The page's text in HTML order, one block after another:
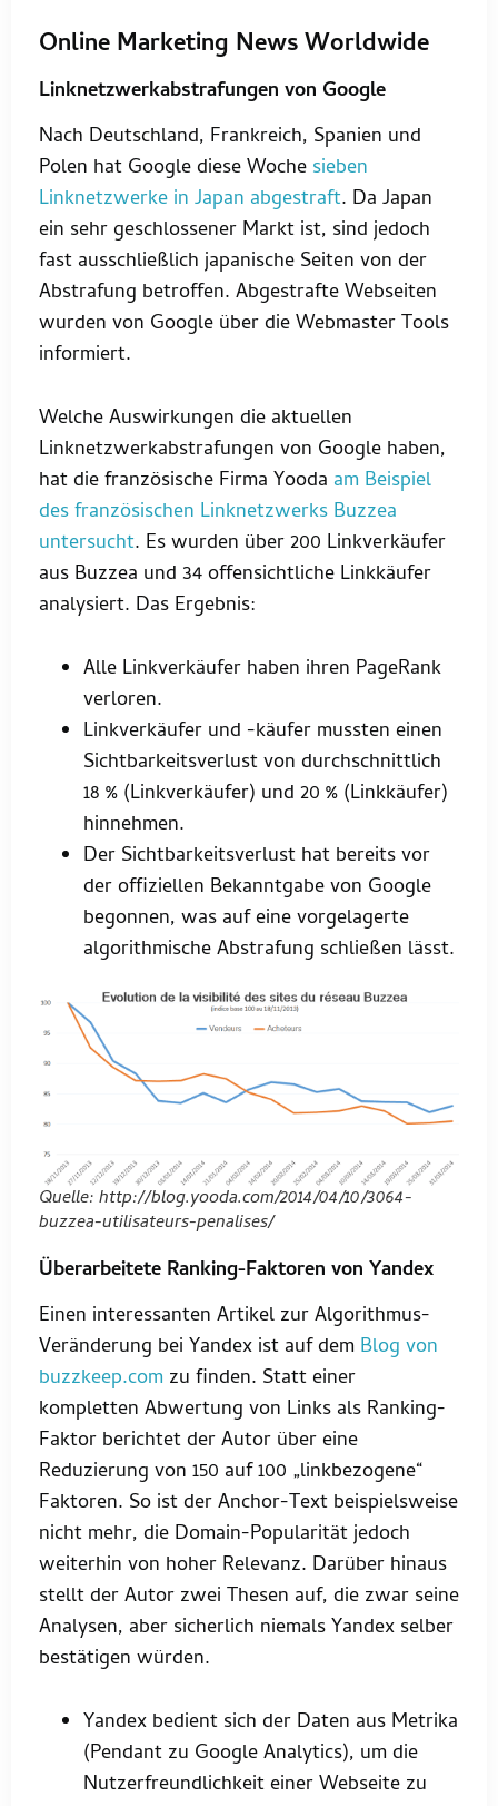
Online Marketing News Worldwide
Linknetzwerkabstrafungen von Google
Nach Deutschland, Frankreich, Spanien und
Polen hat Google diese Woche sieben
Linknetzwerke in Japan abgestraft. Da Japan
ein sehr geschlossener Markt ist, sind jedoch
fast ausschließlich japanische Seiten von der
Abstrafung betroffen. Abgestrafte Webseiten
wurden von Google über die Webmaster Tools
informiert.
Welche Auswirkungen die aktuellen
Linknetzwerkabstrafungen von Google haben,
hat die französische Firma Yooda am Beispiel
des französischen Linknetzwerks Buzzea
untersucht. Es wurden über 200 Linkverkäufer
aus Buzzea und 34 offensichtliche Linkkäufer
analysiert. Das Ergebnis:
Alle Linkverkäufer haben ihren PageRank
verloren.
Linkverkäufer und -käufer mussten einen
Sichtbarkeitsverlust von durchschnittlich
18 % (Linkverkäufer) und 20 % (Linkkäufer)
hinnehmen.
Der Sichtbarkeitsverlust hat bereits vor
der offiziellen Bekanntgabe von Google
begonnen, was auf eine vorgelagerte
algorithmische Abstrafung schließen lässt.
Quelle: http://blog.yooda.com/2014/04/10/3064-
buzzea-utilisateurs-penalises/
Überarbeitete Ranking-Faktoren von Yandex
Einen interessanten Artikel zur Algorithmus-
Veränderung bei Yandex ist auf dem Blog von
buzzkeep.com zu finden. Statt einer
kompletten Abwertung von Links als Ranking-
Faktor berichtet der Autor über eine
Reduzierung von 150 auf 100 „linkbezogene“
Faktoren. So ist der Anchor-Text beispielsweise
nicht mehr, die Domain-Popularität jedoch
weiterhin von hoher Relevanz. Darüber hinaus
stellt der Autor zwei Thesen auf, die zwar seine
Analysen, aber sicherlich niemals Yandex selber
bestätigen würden.
Yandex bedient sich der Daten aus Metrika
(Pendant zu Google Analytics), um die
Nutzerfreundlichkeit einer Webseite zu